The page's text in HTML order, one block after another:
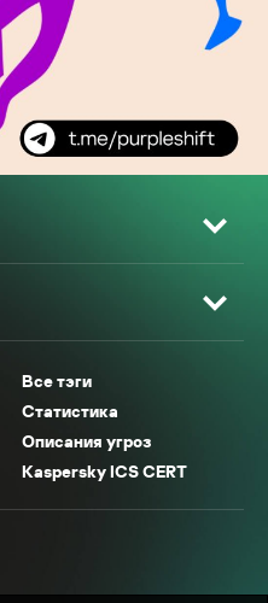
Все тэги
Статистика
Описания угроз
Kaspersky ICS CERT